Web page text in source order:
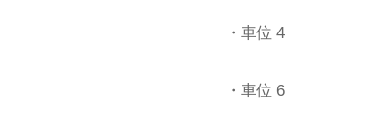
・車位 4
・車位 6